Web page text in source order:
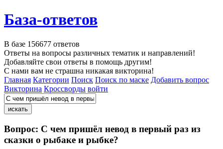
База-ответов
В базе 156677 ответов
Ответы на вопросы различных тематик и направлений!
Добавляйте свои ответы в помощь другим!
С нами вам не страшна никакая викторина!
Главная Категории Поиск Поиск по маске Добавить вопрос
Викторина Кроссворды войти
Вопрос: С чем пришёл невод в первый раз из
сказки о рыбаке и рыбке?